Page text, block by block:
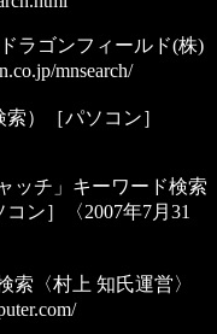
ドラゴンフィールド(株)
mnsearch/
）
［パソコン］
ッチ」キーワード検索
ン］〈2007年7月31
索 〈村上 知氏運営〉